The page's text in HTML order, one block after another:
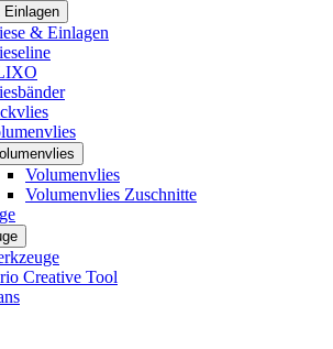
& Einlagen
Volumenvlies
Volumenvlies Zuschnitte
Creative Tool